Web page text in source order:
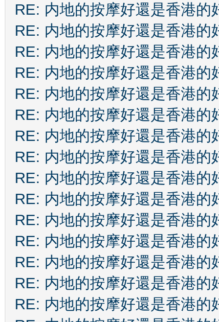
RE: 内地的按摩好還是香港的
RE: 内地的按摩好還是香港的
RE: 内地的按摩好還是香港的
RE: 内地的按摩好還是香港的
RE: 内地的按摩好還是香港的
RE: 内地的按摩好還是香港的
RE: 内地的按摩好還是香港的
RE: 内地的按摩好還是香港的
RE: 内地的按摩好還是香港的
RE: 内地的按摩好還是香港的
RE: 内地的按摩好還是香港的
RE: 内地的按摩好還是香港的
RE: 内地的按摩好還是香港的
RE: 内地的按摩好還是香港的
RE: 内地的按摩好還是香港的